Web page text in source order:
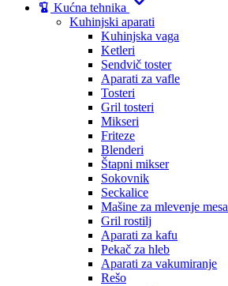
Kućna tehnika
Kuhinjski aparati
Kuhinjska vaga
Ketleri
Sendvič toster
Aparati za vafle
Tosteri
Gril tosteri
Mikseri
Friteze
Blenderi
Štapni mikser
Sokovnik
Seckalice
Mašine za mlevenje mesa
Gril rostilj
Aparati za kafu
Pekač za hleb
Aparati za vakumiranje
Rešo